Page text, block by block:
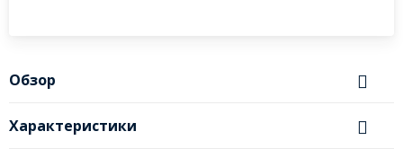
Обзор
Характеристики